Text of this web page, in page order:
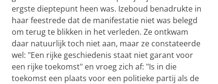
ergste dieptepunt heen was. Izeboud benadrukte in
haar feestrede dat de manifestatie niet was belegd
om terug te blikken in het verleden. Ze ontkwam
daar natuurlijk toch niet aan, maar ze constateerde
wel: "Een rijke geschiedenis staat niet garant voor
een rijke toekomst" en vroeg zich af: "Is in die
toekomst een plaats voor een politieke partij als de